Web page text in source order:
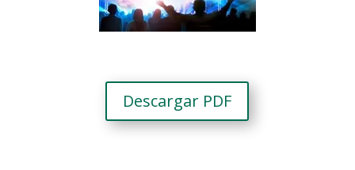
Descargar PDF